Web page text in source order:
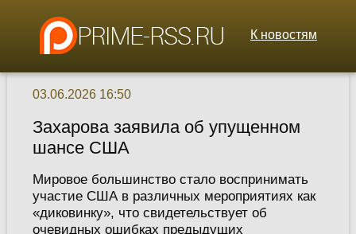
К новостям
03.06.2026 16:50
Захарова заявила об упущенном
шансе США
Мировое большинство стало воспринимать
участие США в различных мероприятиях как
«диковинку», что свидетельствует об
очевидных ошибках предыдущих